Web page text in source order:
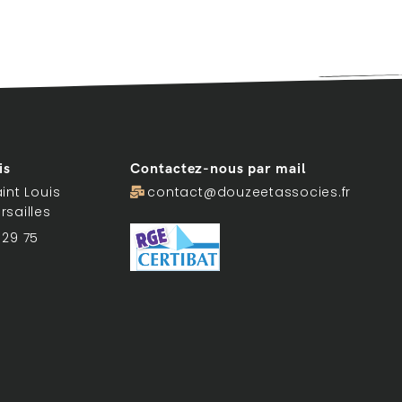
Louis
75
Contactez-nous par mail
contact@douzeetassocies.fr